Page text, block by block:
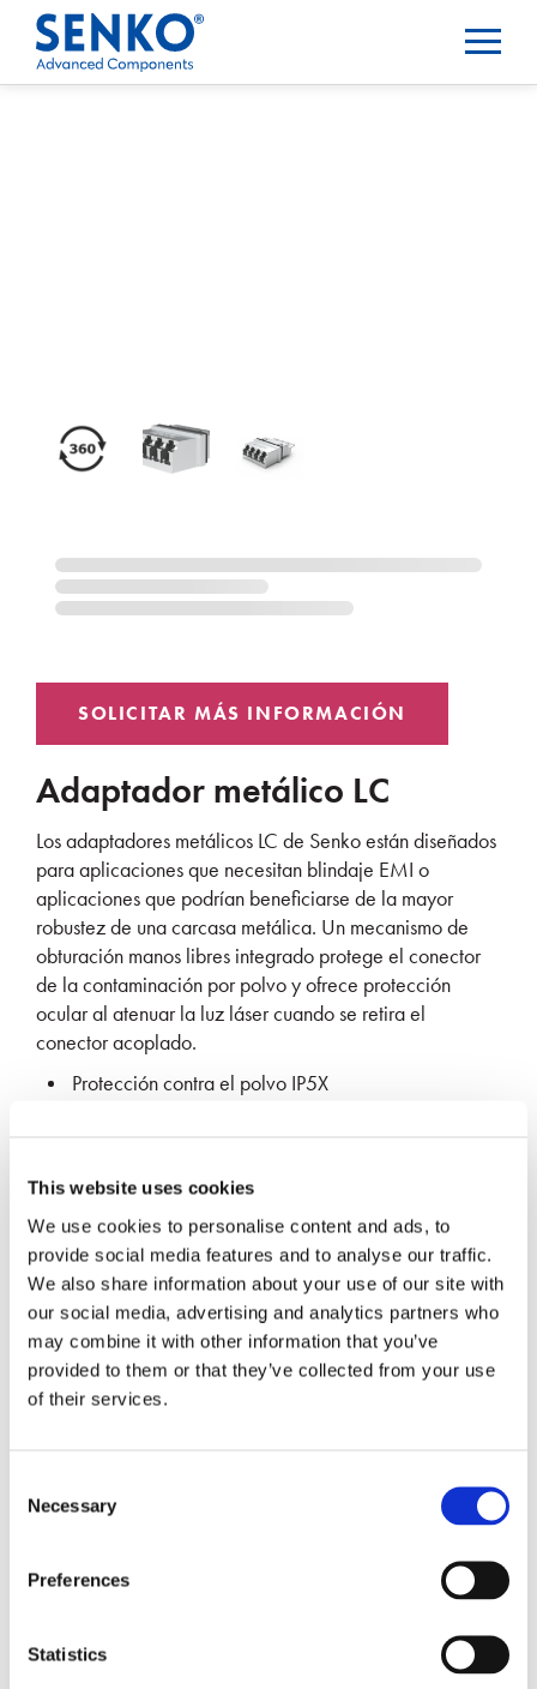
This website uses cookies
We use cookies to personalise content and ads, to
provide social media features and to analyse our traffic.
We also share information about your use of our site with
our social media, advertising and analytics partners who
may combine it with other information that you’ve
provided to them or that they’ve collected from your use
of their services.
Selection
Necessary
Preferences
Statistics
Adaptador metálico LC
Los adaptadores metálicos LC de Senko están diseñados
para aplicaciones que necesitan blindaje EMI o
aplicaciones que podrían beneficiarse de la mayor
robustez de una carcasa metálica. Un mecanismo de
obturación manos libres integrado protege el conector
de la contaminación por polvo y ofrece protección
ocular al atenuar la luz láser cuando se retira el
conector acoplado.
Protección contra el polvo IP5X
Trazabilidad con fuente de luz visible
100% acción de obturación automática
ESPECIFICACIONES
Pérdida de inserción